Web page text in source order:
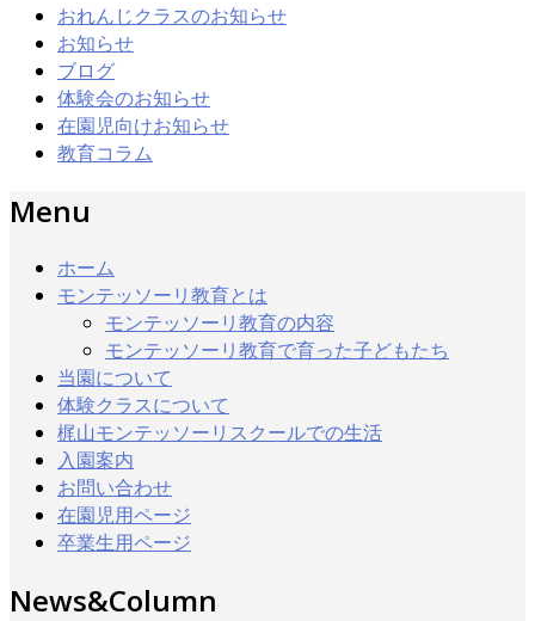
おれんじクラスのお知らせ
お知らせ
ブログ
体験会のお知らせ
在園児向けお知らせ
教育コラム
Menu
ホーム
モンテッソーリ教育とは
モンテッソーリ教育の内容
モンテッソーリ教育で育った子どもたち
当園について
体験クラスについて
梶山モンテッソーリスクールでの生活
入園案内
お問い合わせ
在園児用ページ
卒業生用ページ
News&Column